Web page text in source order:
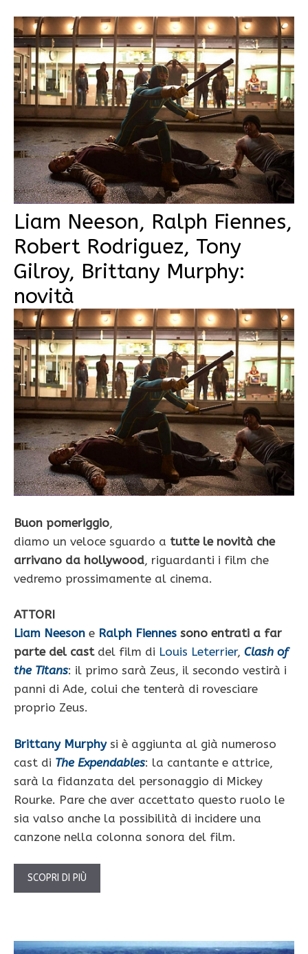
Liam Neeson, Ralph Fiennes,
Robert Rodriguez, Tony
Gilroy, Brittany Murphy:
novità
Buon pomeriggio,
diamo un veloce sguardo a tutte le novità che
arrivano da hollywood, riguardanti i film che
vedremo prossimamente al cinema.
ATTORI
Liam Neeson e Ralph Fiennes sono entrati a far
parte del castdel film di Louis Leterrier, Clash of
the Titans: il primo sarà Zeus, il secondo vestirà i
panni di Ade, colui che tenterà di rovesciare
proprio Zeus.
Brittany Murphysi è aggiunta al già numeroso
cast di The Expendables: la cantante e attrice,
sarà la fidanzata del personaggio di Mickey
Rourke. Pare che aver accettato questo ruolo le
sia valso anche la possibilità di incidere una
canzone nella colonna sonora del film.
SCOPRI DI PIÙ